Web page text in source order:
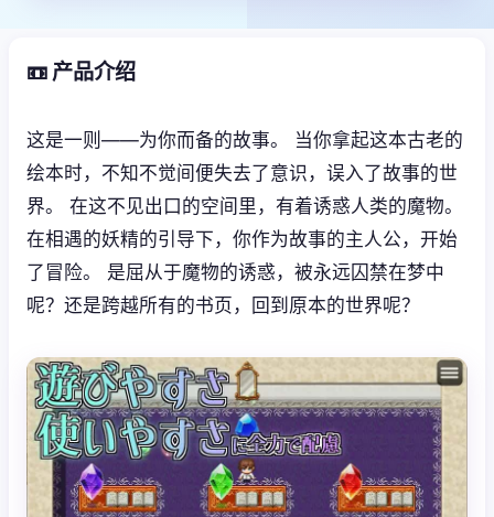
📼 产品介绍
这是一则——为你而备的故事。 当你拿起这本古老的
绘本时，不知不觉间便失去了意识，误入了故事的世
界。 在这不见出口的空间里，有着诱惑人类的魔物。
在相遇的妖精的引导下，你作为故事的主人公，开始
了冒险。 是屈从于魔物的诱惑，被永远囚禁在梦中
呢？还是跨越所有的书页，回到原本的世界呢？